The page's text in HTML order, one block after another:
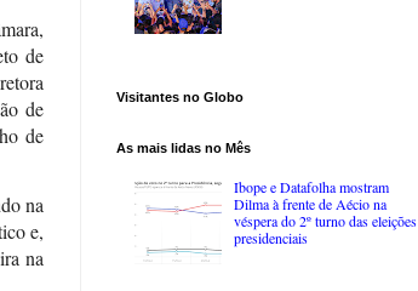
de
de
de
na
e,
na
Visitantes no Globo
As mais lidas no Mês
Ibope e Datafolha mostram
Dilma à frente de Aécio na
véspera do 2º turno das eleições
presidenciais